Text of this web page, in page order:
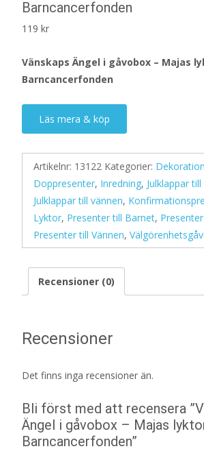
Barncancerfonden
119 kr
Vänskaps Ängel i gåvobox – Majas
Barncancerfonden
Läs mera & köp
Artikelnr: 13122 Kategorier:
Doppresenter, Inredning, Julklappar
Julklappar till vännen,
Lyktor, Presenter till Barnet,
Presenter till Vännen,
Recensioner (0)
Recensioner
Det finns inga recensioner än.
Bli först med att recensera
Ängel i gåvobox – Majas
Barncancerfonden”